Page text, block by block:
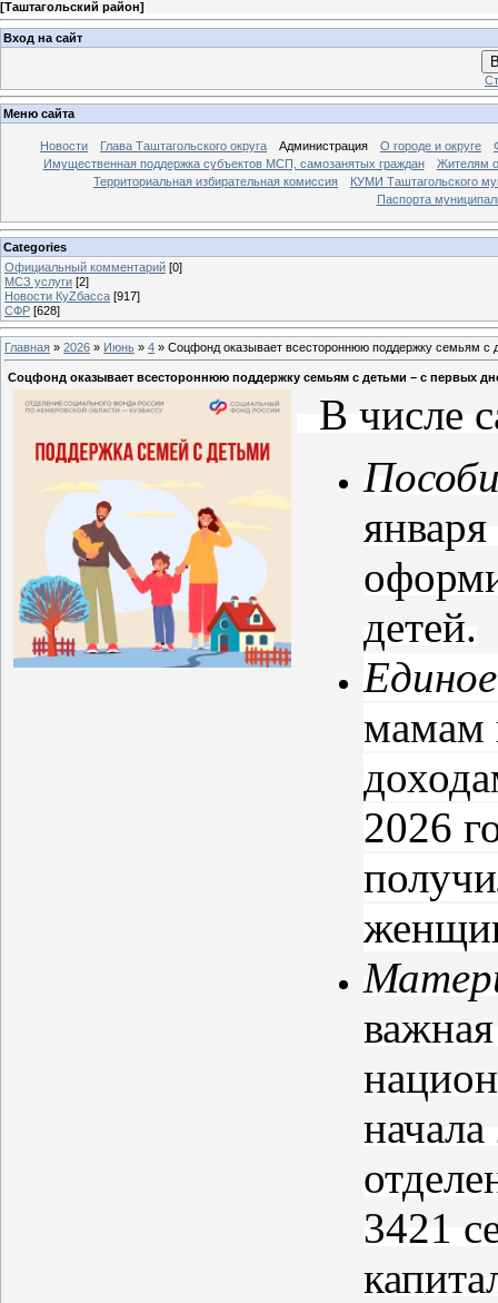
[Таштагольский район]
Вход на сайт
Меню сайта
Новости Глава Таштагольского округа Администрация О городе и округе
Имущественная поддержка субъектов МСП, самозанятых граждан
Жителям
Территориальная избирательная комиссия
КУМИ Таштагольского
Паспорта
Categories
Официальный комментарий [0]
МСЗ услуги [2]
Новости КуZбасса [917]
СФР [628]
Главная » 2026 » Июнь » 4 » Соцфонд оказывает всестороннюю поддержку семьям с
Соцфонд оказывает всестороннюю поддержку семьям с детьми – с первых
В числе
детей.
мамам
2026
3421